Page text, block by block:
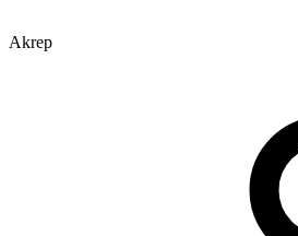
Akrep